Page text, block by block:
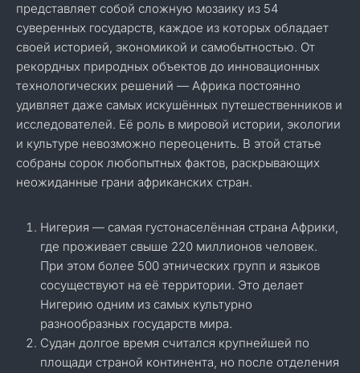
представляет собой сложную мозаику из 54
суверенных государств, каждое из которых обладает
своей историей, экономикой и самобытностью. От
рекордных природных объектов до инновационных
технологических решений — Африка постоянно
удивляет даже самых искушённых путешественников и
исследователей. Её роль в мировой истории, экологии
и культуре невозможно переоценить. В этой статье
собраны сорок любопытных фактов, раскрывающих
неожиданные грани африканских стран.
Нигерия — самая густонаселённая страна Африки,
где проживает свыше 220 миллионов человек.
При этом более 500 этнических групп и языков
сосуществуют на её территории. Это делает
Нигерию одним из самых культурно
разнообразных государств мира.
Судан долгое время считался крупнейшей по
площади страной континента, но после отделения